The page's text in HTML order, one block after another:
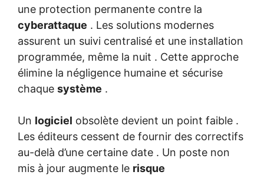
une protection permanente contre la
cyberattaque . Les solutions modernes
assurent un suivi centralisé et une installation
programmée, même la nuit . Cette approche
élimine la négligence humaine et sécurise
chaque système .
Un logiciel obsolète devient un point faible .
Les éditeurs cessent de fournir des correctifs
au-delà d’une certaine date . Un poste non
mis à jour augmente le risque